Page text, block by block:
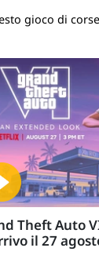
gioco di
Theft Auto
il 27